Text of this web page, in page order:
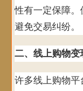
性有一定保障。
避免交易纠纷。
二、线上购物变
许多线上购物